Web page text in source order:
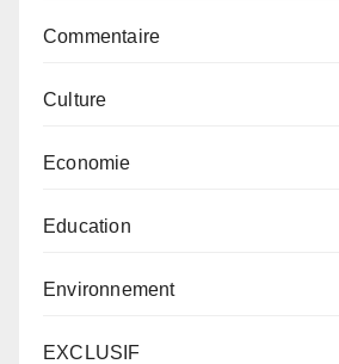
Commentaire
Culture
Economie
Education
Environnement
EXCLUSIF